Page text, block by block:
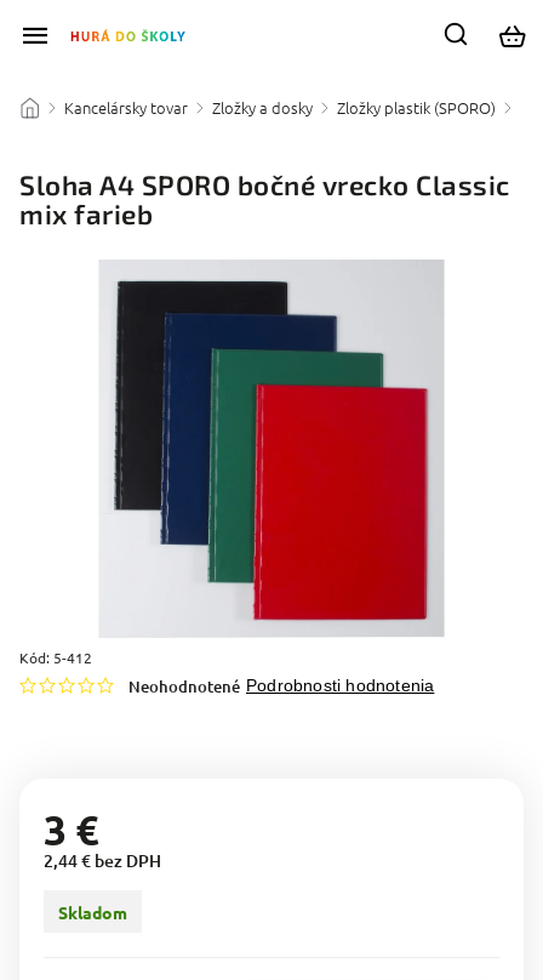
/ Kancelársky tovar / Zložky a dosky / Zložky plastik (SPORO) /
Sloha A4 SPORO bočné vrecko Classic
mix farieb
Kód: 5-412
Neohodnotené Podrobnosti hodnotenia
3 €
2,44 € bez DPH
Skladom